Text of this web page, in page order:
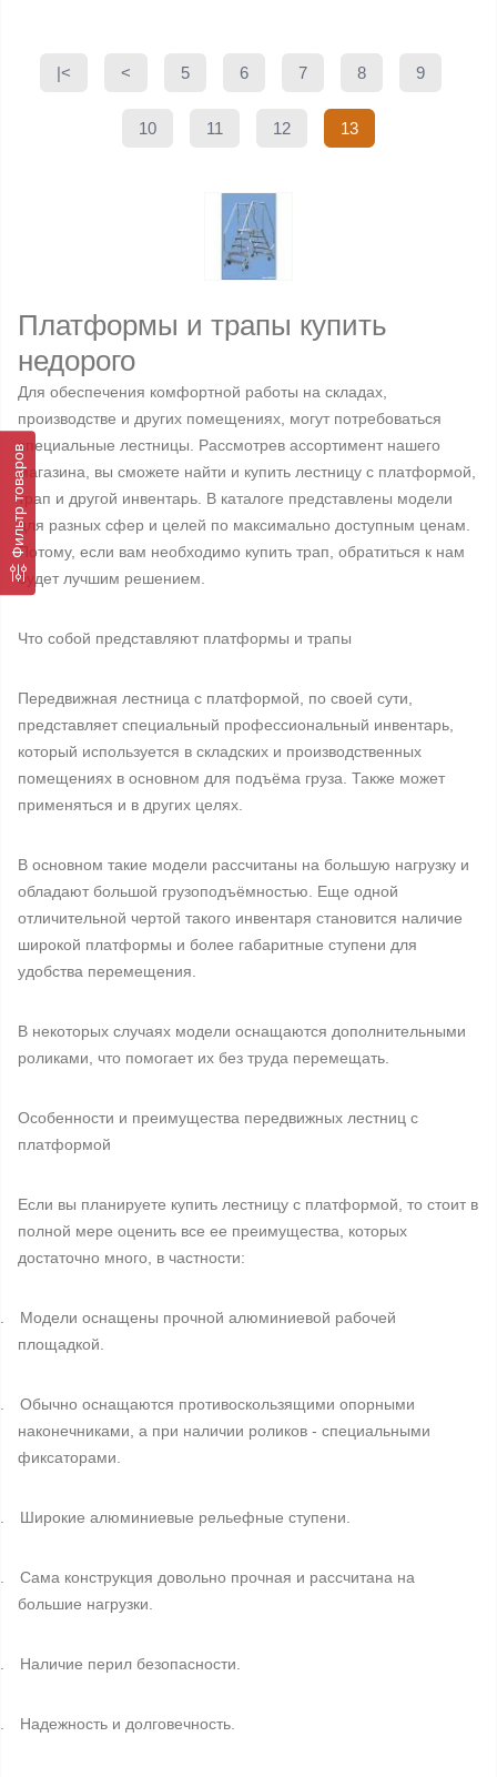
Фильтр товаров
|< < 5 6 7 8 9
10 11 12 13
Платформы и трапы купить
недорого
Для обеспечения комфортной работы на складах,
производстве и других помещениях, могут потребоваться
специальные лестницы. Рассмотрев ассортимент нашего
магазина, вы сможете найти и купить лестницу с платформой,
трап и другой инвентарь. В каталоге представлены модели
для разных сфер и целей по максимально доступным ценам.
Потому, если вам необходимо купить трап, обратиться к нам
будет лучшим решением.
Что собой представляют платформы и трапы
Передвижная лестница с платформой, по своей сути,
представляет специальный профессиональный инвентарь,
который используется в складских и производственных
помещениях в основном для подъёма груза. Также может
применяться и в других целях.
В основном такие модели рассчитаны на большую нагрузку и
обладают большой грузоподъёмностью. Еще одной
отличительной чертой такого инвентаря становится наличие
широкой платформы и более габаритные ступени для
удобства перемещения.
В некоторых случаях модели оснащаются дополнительными
роликами, что помогает их без труда перемещать.
Особенности и преимущества передвижных лестниц с
платформой
Если вы планируете купить лестницу с платформой, то стоит в
полной мере оценить все ее преимущества, которых
достаточно много, в частности:
Модели оснащены прочной алюминиевой рабочей
площадкой.
Обычно оснащаются противоскользящими опорными
наконечниками, а при наличии роликов - специальными
фиксаторами.
Широкие алюминиевые рельефные ступени.
Сама конструкция довольно прочная и рассчитана на
большие нагрузки.
Наличие перил безопасности.
Надежность и долговечность.